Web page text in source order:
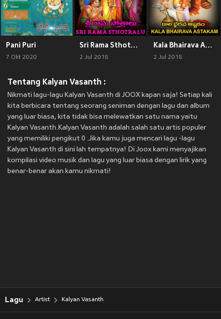
Pani Puri
7 Okt 2020
Sri Rama Sthothralu
2 Jul 2018
Kala Bhairava Astakam
2 Jul 2018
Tentang Kalyan Vasanth :
Nikmati lagu-lagu Kalyan Vasanth di JOOX kapan saja! Setiap kali
kita berbicara tentang seorang seniman dengan lagu dan album
yang luar biasa, kita tidak bisa melewatkan satu nama yaitu
Kalyan Vasanth.Kalyan Vasanth adalah salah satu artis populer
yang memiliki pengikut 0 .Jika kamu juga mencari lagu -lagu
Kalyan Vasanth di sini lah tempatnya! Di Joox kami menyajikan
kompilasi video musik dan lagu yang luar biasa dengan lirik yang
benar-benar akan kamu nikmati!
Lagu Artist Kalyan Vasanth